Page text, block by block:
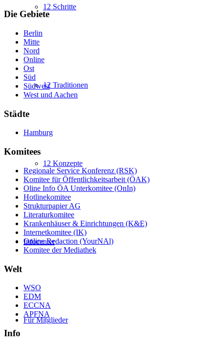
12 Schritte
12 Traditionen
12 Konzepte
Infocenter
Für Mitglieder
Die Gebiete
Berlin
Mitte
Nord
Online
Ost
Süd
Südwest
West und Aachen
Städte
Hamburg
Komitees
Regionale Service Konferenz (RSK)
Komitee für Öffentlichkeitsarbeit (ÖAK)
Oline Info ÖA Unterkomitee (OnIn)
Hotlinekomitee
Strukturpapier AG
Literaturkomitee
Krankenhäuser & Einrichtungen (K&E)
Internetkomitee (IK)
Online Redaction (YourNAl)
Komitee der Mediathek
Welt
WSO
EDM
ECCNA
APFNA
Info